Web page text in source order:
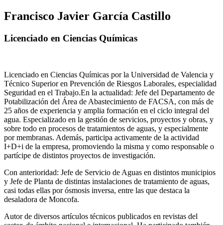
Francisco Javier García Castillo
Licenciado en Ciencias Químicas
Licenciado en Ciencias Químicas por la Universidad de Valencia y
Técnico Superior en Prevención de Riesgos Laborales, especialidad
Seguridad en el Trabajo.En la actualidad: Jefe del Departamento de
Potabilización del Área de Abastecimiento de FACSA, con más de
25 años de experiencia y amplia formación en el ciclo integral del
agua. Especializado en la gestión de servicios, proyectos y obras, y
sobre todo en procesos de tratamientos de aguas, y especialmente
por membranas. Además, participa activamente de la actividad
I+D+i de la empresa, promoviendo la misma y como responsable o
partícipe de distintos proyectos de investigación.
Con anterioridad: Jefe de Servicio de Aguas en distintos municipios
y Jefe de Planta de distintas instalaciones de tratamiento de aguas,
casi todas ellas por ósmosis inversa, entre las que destaca la
desaladora de Moncofa.
Autor de diversos artículos técnicos publicados en revistas del